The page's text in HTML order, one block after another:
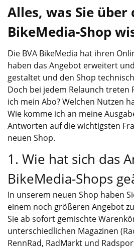
Alles, was Sie über
BikeMedia-Shop
Die BVA BikeMedia hat ihren
haben das Angebot erweitert
gestaltet und den Shop
Doch bei jedem Relaunch treten
ich mein Abo? Welchen Nutzen
Wie komme ich an meine
Antworten auf die wichtigsten
neuen Shop.
1. Wie hat sich das
BikeMedia-Shops
In unserem neuen Shop haben
einem noch größeren Angebot
Sie ab sofort gemischte
unterschiedlichen Magazinen
RennRad, RadMarkt und